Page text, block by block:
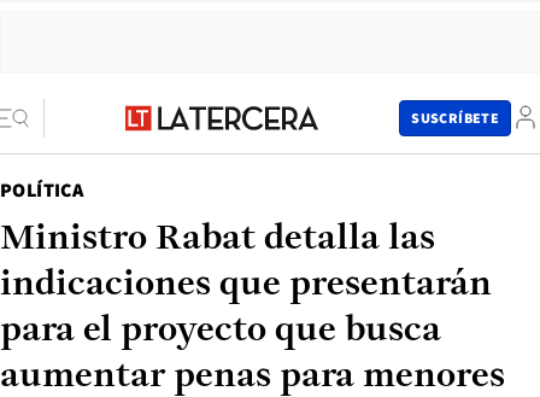
SUSCRÍBETE
POLÍTICA
Ministro Rabat detalla las
indicaciones que presentarán
para el proyecto que busca
aumentar penas para menores